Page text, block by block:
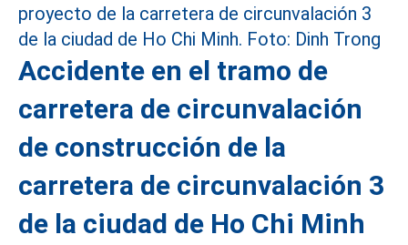
Accidente en el tramo de
carretera de circunvalación
de construcción de la
carretera de circunvalación 3
de la ciudad de Ho Chi Minh